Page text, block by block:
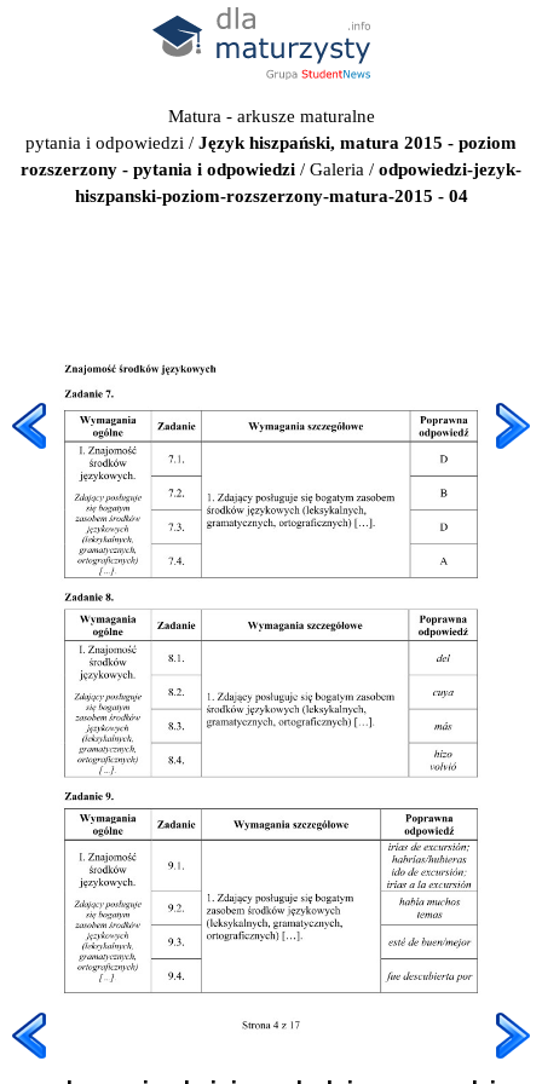
Matura - arkusze maturalne
pytania i odpowiedzi / Język hiszpański, matura 2015 - poziom
rozszerzony - pytania i odpowiedzi / Galeria / odpowiedzi-jezyk-
hiszpanski-poziom-rozszerzony-matura-2015 - 04